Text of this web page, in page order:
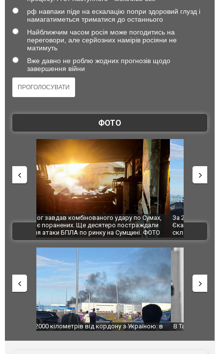
рф навпаки піде на ескалацію попри здоровий глузд і
намагатиметься триматися до останнього
Найближчим часом росія може погодитись на
переговори, але серйозних намірів росіяни не
матимуть
Вже давно не роблю жодних прогнозів щодо
завершення війни
ФОТО
За 2000 кілометрів від кордону з Україною: в
Єкатеринбурзі після атаки дронів загорівся
склад Wildberries. ФОТО. ВІДЕО
"Мої
ВІДЕО
В Таїланді футболіст загинув від удару
постраждали. ВІДЕО